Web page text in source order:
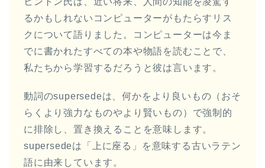
るかもしれないコンピューターがもたらすリス
クについて語りました。コンピューターは今ま
でに書かれたすべての本や物語を読むことで、
私たちから学習するだろうと彼は言います。
動詞のsupersedeは、何かをより良いもの（おそ
らくより強力なものやより賢いもの）で強制的
に排除し、置き換えることを意味します。
supersedeは「上に座る」を意味する古いラテン
語に由来しています。